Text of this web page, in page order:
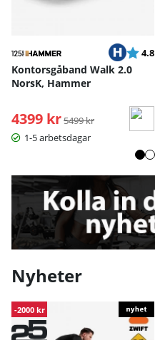
Betyg:
4.8
Kontorsgåband Walk 2.0
NorsK, Hammer
4399 kr Ordinarie pris:
5499 kr
1-5 arbetsdagar
Nyheter
-2000 kr